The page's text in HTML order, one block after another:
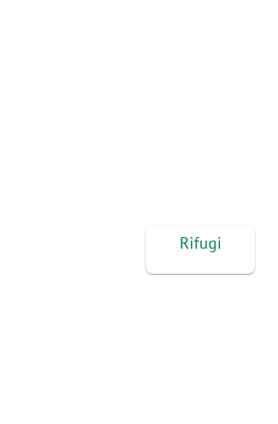
Rifugi